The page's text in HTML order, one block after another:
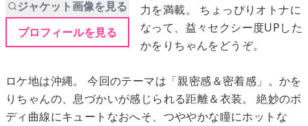
アイドル一覧
メニュー
▶発売中
ジャケット画像を見る
プロフィールを見る
力を満載。 ちょっぴりオトナに
なって、益々セクシー度UPした
かをりちゃんをどうぞ。
ロケ地は沖縄。 今回のテーマは「親密感＆密着感」。かを
りちゃんの、息づかいが感じられる距離＆衣装。 絶妙のボ
ディ曲線にキュートなおへそ、つややかな瞳にホットな